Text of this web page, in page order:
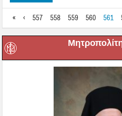
« ‹ 557 558 559 560 561